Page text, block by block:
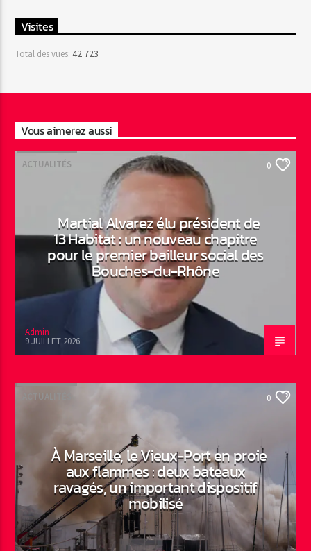
Visites
Total des vues:42 723
Vous aimerez aussi
ACTUALITÉS 0
Martial Alvarez élu président de
13 Habitat : un nouveau chapitre
pour le premier bailleur social des
Bouches-du-Rhône
Admin
9 JUILLET 2026
ACTUALITÉS 0
À Marseille, le Vieux-Port en proie
aux flammes : deux bateaux
ravagés, un important dispositif
mobilisé